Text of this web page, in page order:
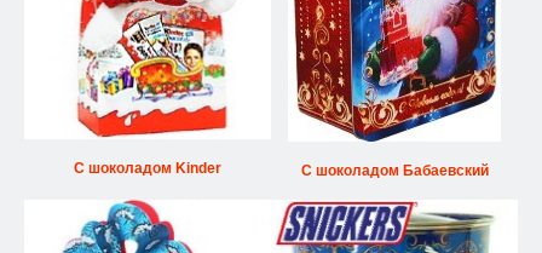
С шоколадом Kinder С шоколадом Бабаевский